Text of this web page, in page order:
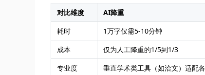
对比维度 AI降重
耗时
1万字仅需5-10分钟
成本
仅为人工降重的1/5到1/3
专业度
垂直学术类工具（如洽文）适配